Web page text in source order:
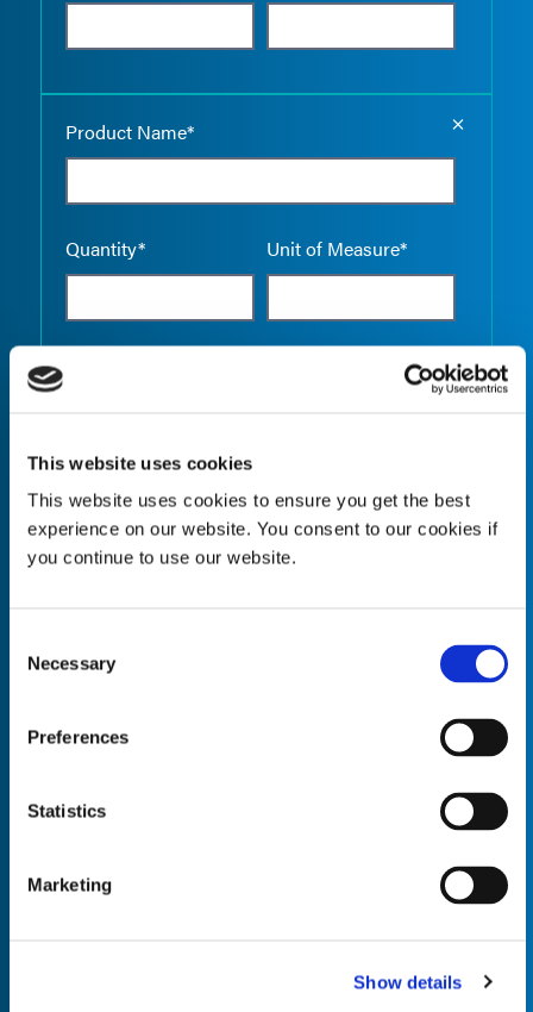
This website uses cookies
This website uses cookies to ensure you get the best
experience on our website. You consent to our cookies if
you continue to use our website.
Selection
Necessary
Preferences
Statistics
Marketing
Show details
Product Name*
Quantity* Unit of Measure*
Quantity* Unit of Measure*
Empty
Product Name* Empty